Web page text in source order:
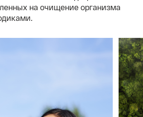
на очищение организма